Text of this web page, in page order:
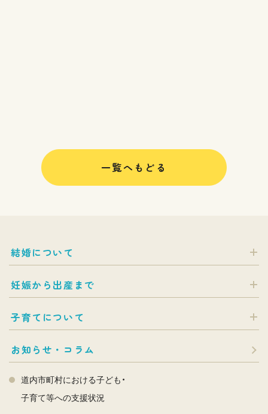
一覧へもどる
結婚について
妊娠から出産まで
子育てについて
お知らせ・コラム
道内市町村における子ども・
子育て等への支援状況